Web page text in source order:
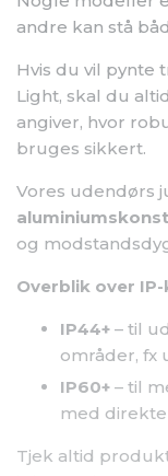
andre kan stå
Hvis du vil pynte
Light, skal du
angiver, hvor
bruges sikkert.
Vores udendørs
og
Overblik over
IP44+ – til
områder,
IP60+ – til
med direkte
Tjek altid